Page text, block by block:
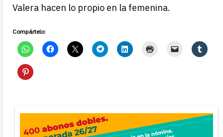
Valera hacen lo propio en la femenina.
Compártelo: